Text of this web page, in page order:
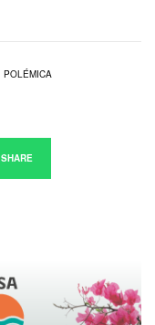
POLÉMICA
SHARE